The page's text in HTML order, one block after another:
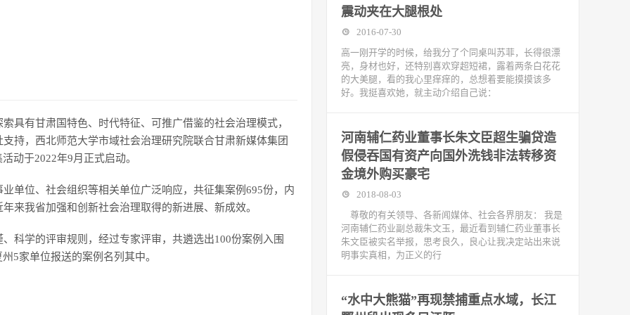
具有甘肃国特色、时代特征、可推广借鉴的社会治理模式，
持，西北师范大学市域社会治理研究院联合甘肃新媒体集团
动于2022年9月正式启动。
位、社会组织等相关单位广泛响应，共征集案例695份，内
来我省加强和创新社会治理取得的新进展、新成效。
学的评审规则，经过专家评审，共遴选出100份案例入围
5家单位报送的案例名列其中。
震动夹在大腿根处
2016-07-30
高一刚开学的时候，给我分了个同桌叫苏菲，长得很漂
亮，身材也好，还特别喜欢穿超短裙，露着两条白花花
的大美腿，看的我心里痒痒的，总想着要能摸摸该多
好。我挺喜欢她，就主动介绍自己说：
河南辅仁药业董事长朱文臣超生骗贷造
假侵吞国有资产向国外洗钱非法转移资
金境外购买豪宅
2018-08-03
尊敬的有关领导、各新闻媒体、社会各界朋友： 我是
河南辅仁药业副总裁朱文玉，最近看到辅仁药业董事长
朱文臣被实名举报，思考良久，良心让我决定站出来说
明事实真相，为正义的行
“水中大熊猫”再现禁捕重点水域，长江